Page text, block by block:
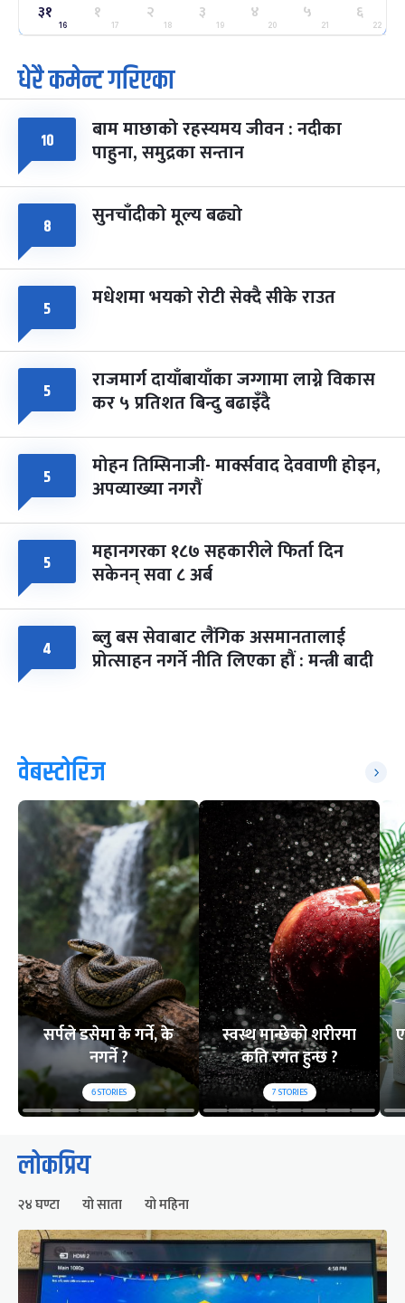
२५
मंगल
ग्याल्पो ल्होसार
फाल्गुन २५, २०८३ Mar 9, 2027
७ महिना बाँकी
७
आइत
पूर्णिमा व्रत
चैत्र ७, २०८३-Mar 21, 2027
८ फागुपूर्णिमा
चैत्र ८, २०८३-Mar 22, 2027
७ महिना बाँकी
३१
16
१
17
२
18
३
19
४
20
५
21
६
22
धेरै कमेन्ट गरिएका
१० बाम माछाको रहस्यमय जीवन : नदीका
पाहुना, समुद्रका सन्तान
८ सुनचाँदीको मूल्य बढ्यो
५ मधेशमा भयको रोटी सेक्दै सीके राउत
५ राजमार्ग दायाँबायाँका जग्गामा लाग्ने विकास
कर ५ प्रतिशत बिन्दु बढाइँदै
५ मोहन तिम्सिनाजी- मार्क्सवाद देववाणी होइन,
अपव्याख्या नगरौं
५ महानगरका १८७ सहकारीले फिर्ता दिन
सकेनन् सवा ८ अर्ब
४ ब्लु बस सेवाबाट लैंगिक असमानतालाई
प्रोत्साहन नगर्ने नीति लिएका हौं : मन्त्री बादी
वेबस्टोरिज
सर्पले डसेमा के गर्ने, के
नगर्ने ?
6STORIES
स्वस्थ मान्छेको शरीरमा
कति रगत हुन्छ ?
7STORIES
लोकप्रिय
२४ घण्टा यो साता यो महिना